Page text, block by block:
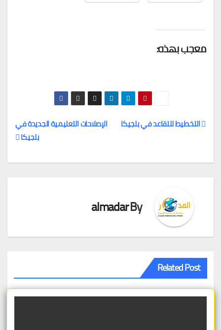
معجب بهذه:
المقالات
الإصلاحات التعليمية الجديدة في
بلجيكا
التخطيط للتقاعد في بلجيكا
By
almadar
Related Post